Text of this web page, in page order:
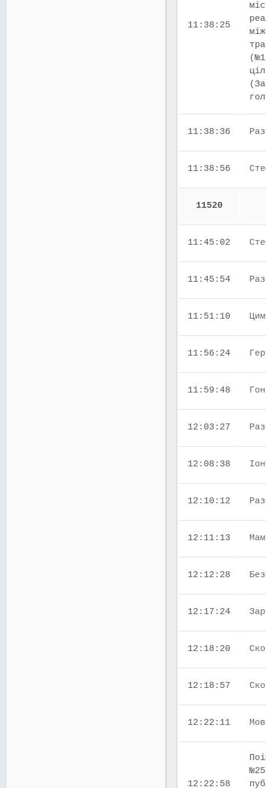
11:38:25
11:38:36
11:38:56
11520
11:45:02
11:45:54
11:51:10
11:56:24
11:59:48
12:03:27
12:08:38
12:10:12
12:11:13
12:12:28
12:17:24
12:18:20
12:18:57
12:22:11
12:22:58